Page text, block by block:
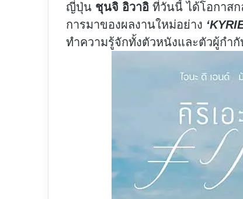
ญี่ปุ่น ชุนจิ อิวาอิ ที่วันนี้ ได้โอกาสก
การมาของผลงานใหม่อย่าง
ทำความรู้จักทั้งตัวหนังและตัวผู้กำ